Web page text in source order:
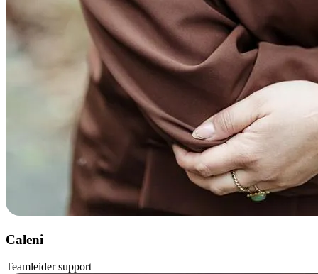
Caleni
Teamleider support